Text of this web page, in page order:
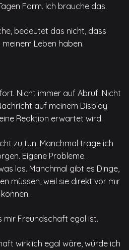
Form. Ich brauche das.
bedeutet das nicht, dass
Leben haben.
Nicht immer auf Abruf. Nicht
auf meinem Display
Reaktion erwartet wird.
zu tun. Manchmal trage ich
Eigene Probleme.
los. Manchmal gibt es Dinge,
müssen, weil sie direkt vor mir
mir Freundschaft egal ist.
wirklich egal wäre, würde ich